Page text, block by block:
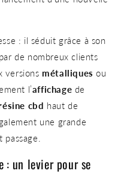
: il séduit grâce à son
de nombreux clients
versions métalliques ou
l’affichage de
cbd haut de
une grande
: un levier pour se